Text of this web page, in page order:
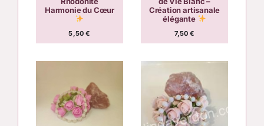
Harmonie du Cœur
5,50€
Création artisanale
élégante
7,50€